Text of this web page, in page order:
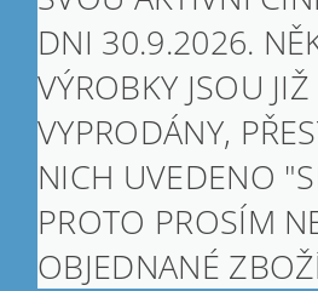
DNI 30.9.2026.
VÝROBKY JSOU JIŽ
VYPRODÁNY,
NICH UVEDENO
PROTO PROSÍM
OBJEDNANÉ